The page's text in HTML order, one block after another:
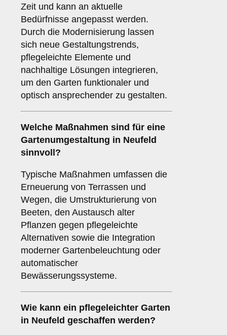
Zeit und kann an aktuelle
Bedürfnisse angepasst werden.
Durch die Modernisierung lassen
sich neue Gestaltungstrends,
pflegeleichte Elemente und
nachhaltige Lösungen integrieren,
um den Garten funktionaler und
optisch ansprechender zu gestalten.
Welche Maßnahmen sind für eine
Gartenumgestaltung in Neufeld
sinnvoll?
Typische Maßnahmen umfassen die
Erneuerung von Terrassen und
Wegen, die Umstrukturierung von
Beeten, den Austausch alter
Pflanzen gegen pflegeleichte
Alternativen sowie die Integration
moderner Gartenbeleuchtung oder
automatischer
Bewässerungssysteme.
Wie kann ein pflegeleichter Garten
in Neufeld geschaffen werden?